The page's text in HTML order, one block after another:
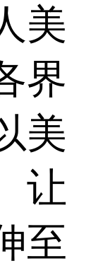
美
界
美
让
至